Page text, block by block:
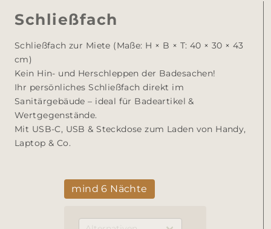
Schließfach
Schließfach zur Miete (Maße: H × B × T: 40 × 30 × 43
cm)
Kein Hin- und Herschleppen der Badesachen!
Ihr persönliches Schließfach direkt im
Sanitärgebäude – ideal für Badeartikel &
Wertgegenstände.
Mit USB-C, USB & Steckdose zum Laden von Handy,
Laptop & Co.
mind 6 Nächte